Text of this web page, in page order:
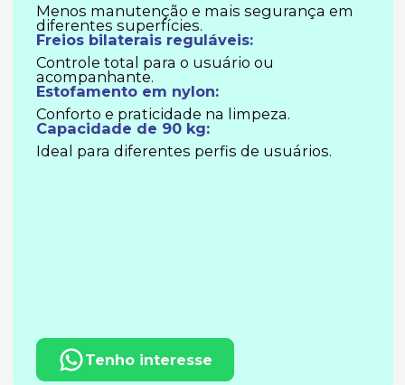
Menos manutenção e mais segurança em
diferentes superfícies.
Freios bilaterais reguláveis:
Controle total para o usuário ou
acompanhante.
Estofamento em nylon:
Conforto e praticidade na limpeza.
Capacidade de 90 kg:
Ideal para diferentes perfis de usuários.
Tenho interesse